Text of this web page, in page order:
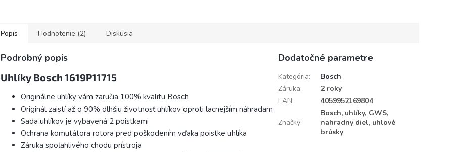
Popis Hodnotenie (2) Diskusia
Podrobný popis
Uhlíky Bosch 1619P11715
Originálne uhlíky vám zaručia 100% kvalitu Bosch
Originál zaistí až o 90% dlhšiu životnosť uhlíkov oproti lacnejším náhradam
Sada uhlíkov je vybavená 2 poistkami
Ochrana komutátora rotora pred poškodením vďaka poistke uhlíka
Záruka spoľahlivého chodu prístroja
Dodatočné parametre
Kategória:
Bosch
Záruka:
2 roky
EAN: 4059952169804
Značky:
Bosch, uhlíky, GWS,
nahradny diel, uhlové
brúsky